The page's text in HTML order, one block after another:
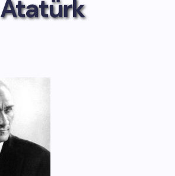
Atatürk